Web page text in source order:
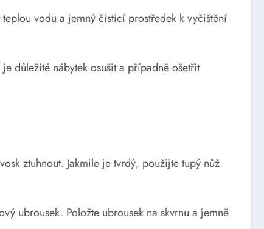
vodu a jemný čisticí prostředek k vyčištění
důležité nábytek osušit a případně ošetřit
ztuhnout. Jakmile je tvrdý, použijte tupý nůž
ubrousek. Položte ubrousek na skvrnu a jemně